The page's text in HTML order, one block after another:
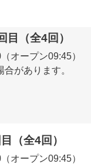
（全4回）
オープン09:45）
があります。
（全4回）
オープン09:45）